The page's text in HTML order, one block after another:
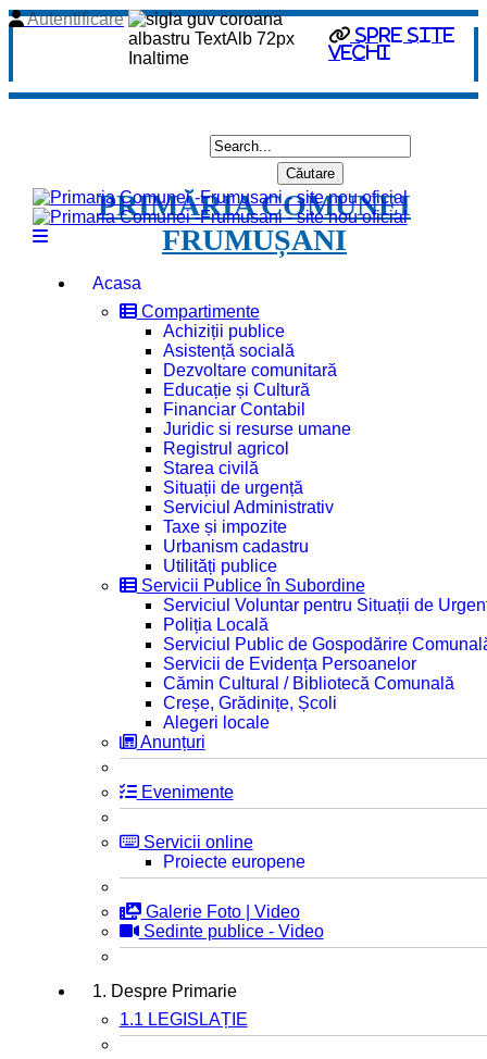
spre site
vechi
Autentificare
PRIMĂRIA COMUNEI
FRUMUȘANI
Acasa
Compartimente
Achiziții publice
Asistență socială
Dezvoltare comunitară
Educație și Cultură
Financiar Contabil
Juridic si resurse umane
Registrul agricol
Starea civilă
Situații de urgență
Serviciul Administrativ
Taxe și impozite
Urbanism cadastru
Utilități publice
Servicii Publice în Subordine
Serviciul Voluntar pentru Situații de
Poliția Locală
Serviciul Public de Gospodărire
Servicii de Evidența Persoanelor
Cămin Cultural / Bibliotecă Comunală
Creșe, Grădinițe, Școli
Alegeri locale
Anunțuri
Evenimente
Servicii online
Proiecte europene
Galerie Foto | Video
Sedinte publice - Video
1. Despre Primarie
1.1 LEGISLAȚIE